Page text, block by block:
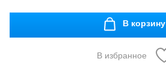
В корзину
В избранное